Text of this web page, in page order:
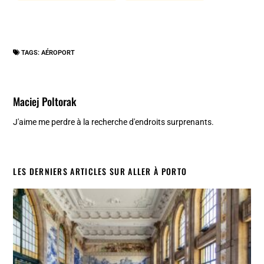
TAGS:AÉROPORT
Maciej Poltorak
J'aime me perdre à la recherche d'endroits surprenants.
LES DERNIERS ARTICLES SUR ALLER À PORTO